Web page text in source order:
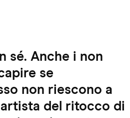
sé. Anche i non
se
non riescono a
del ritocco di